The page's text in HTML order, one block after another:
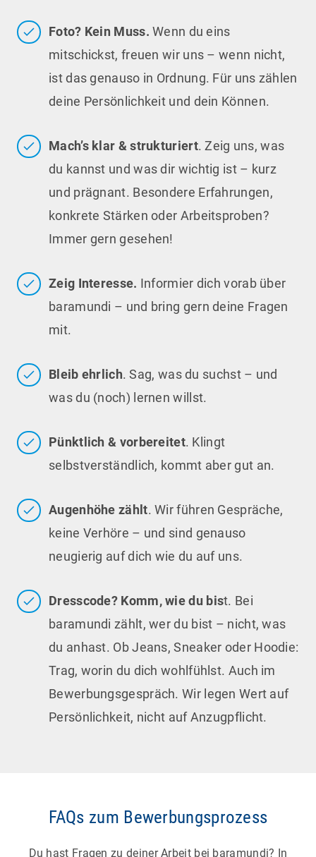
Foto? Kein Muss. Wenn du eins
mitschickst, freuen wir uns – wenn nicht,
ist das genauso in Ordnung. Für uns zählen
deine Persönlichkeit und dein Können.
Mach’s klar & strukturiert. Zeig uns, was
du kannst und was dir wichtig ist – kurz
und prägnant. Besondere Erfahrungen,
konkrete Stärken oder Arbeitsproben?
Immer gern gesehen!
Zeig Interesse. Informier dich vorab über
baramundi – und bring gern deine Fragen
mit.
Bleib ehrlich. Sag, was du suchst – und
was du (noch) lernen willst.
Pünktlich & vorbereitet. Klingt
selbstverständlich, kommt aber gut an.
Augenhöhe zählt. Wir führen Gespräche,
keine Verhöre – und sind genauso
neugierig auf dich wie du auf uns.
Dresscode? Komm, wie du bist. Bei
baramundi zählt, wer du bist – nicht, was
du anhast. Ob Jeans, Sneaker oder Hoodie:
Trag, worin du dich wohlfühlst. Auch im
Bewerbungsgespräch. Wir legen Wert auf
Persönlichkeit, nicht auf Anzugpflicht.
FAQs zum Bewerbungsprozess
Du hast Fragen zu deiner Arbeit bei baramundi? In
sondern viele Möglichkeiten, dich individuell
Role Canvas: macht sichtbar, welche